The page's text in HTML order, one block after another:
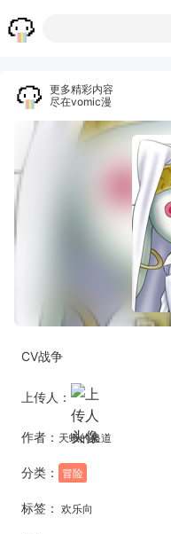
更多精彩内容
尽在vomic漫
CV战争
上传人：
作者： 天蛾的蛊道
分类： 冒险
标签： 欢乐向